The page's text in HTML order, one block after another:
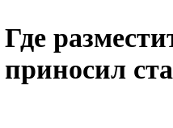
Где
приносил